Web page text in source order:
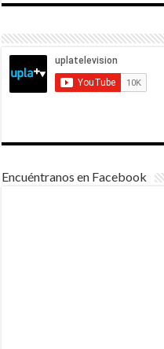
Encuéntranos en Facebook